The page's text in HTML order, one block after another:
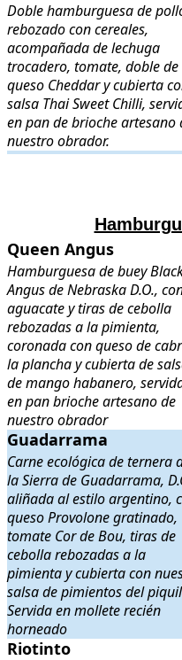
Doble hamburguesa de
rebozado con cereales,
acompañada de lechuga
trocadero, tomate, doble de
queso Cheddar y cubierta
salsa Thai Sweet Chilli,
en pan de brioche artesano
nuestro obrador.
..
Queen Angus . Hamburguesa
Queen Angus
Hamburguesa de buey
Angus de Nebraska D.O.,
aguacate y tiras de cebolla
rebozadas a la pimienta,
coronada con queso de
la plancha y cubierta de
de mango habanero,
en pan brioche artesano de
nuestro obrador
Guadarrama . Carne ecológica
Guadarrama
Carne ecológica de ternera
la Sierra de Guadarrama,
aliñada al estilo argentino,
queso Provolone gratinado,
tomate Cor de Bou, tiras de
cebolla rebozadas a la
pimienta y cubierta con
salsa de pimientos del
Servida en mollete recién
horneado
Riotinto . Hamburguesa de
Riotinto